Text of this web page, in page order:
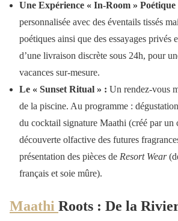
Une Expérience « In-Room » Poétique
personnalisée avec des éventails tissés
poétiques ainsi que des essayages privés
d’une livraison discrète sous 24h, pour
vacances sur-mesure.
Le « Sunset Ritual » : Un rendez-vous
de la piscine. Au programme :
du cocktail signature Maathi (créé par un
découverte olfactive des futures
présentation des pièces de Resort Wear
français et soie mûre).
Maathi Roots : De la